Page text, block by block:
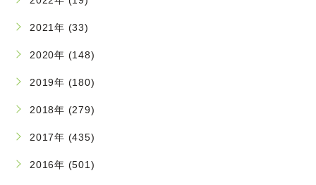
2021年 (33)
2020年 (148)
2019年 (180)
2018年 (279)
2017年 (435)
2016年 (501)